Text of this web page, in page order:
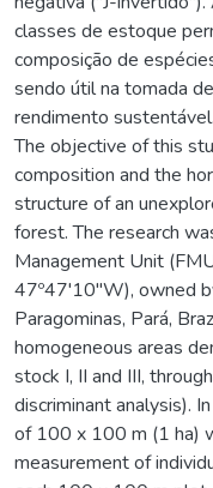
classes de estoque
composição de
sendo útil na tomada
rendimento sustentável.
The objective of this
composition and the
structure of an
forest. The research
Management Unit
47º47'10"W), owned
Paragominas, Pará,
homogeneous areas
stock I, II and III,
discriminant analysis).
of 100 x 100 m (1 ha)
measurement of